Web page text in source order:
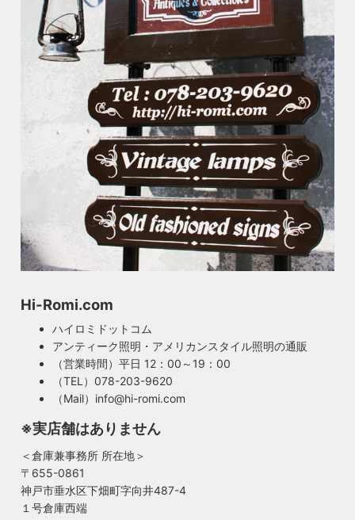
Hi-Romi.com
ハイロミドットコム
アンティーク照明・アメリカンスタイル照明の通販
（営業時間）平日 12：00～19：00
（TEL）078-203-9620
（Mail）info@hi-romi.com
※実店舗はありません
＜倉庫兼事務所 所在地＞
〒655-0861
神戸市垂水区下畑町字向井487-4
１号倉庫西端